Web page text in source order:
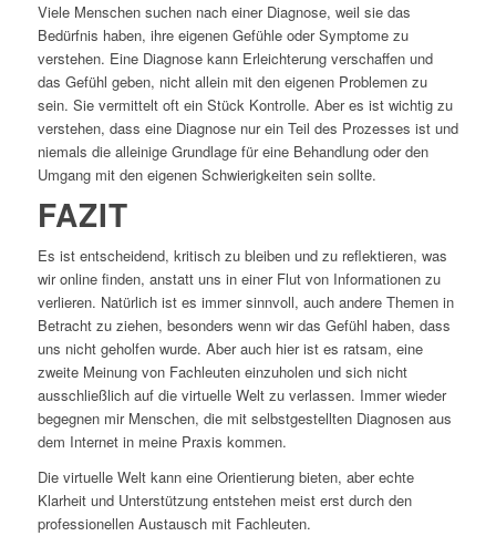
Viele Menschen suchen nach einer Diagnose, weil sie das
Bedürfnis haben, ihre eigenen Gefühle oder Symptome zu
verstehen. Eine Diagnose kann Erleichterung verschaffen und
das Gefühl geben, nicht allein mit den eigenen Problemen zu
sein. Sie vermittelt oft ein Stück Kontrolle. Aber es ist wichtig zu
verstehen, dass eine Diagnose nur ein Teil des Prozesses ist und
niemals die alleinige Grundlage für eine Behandlung oder den
Umgang mit den eigenen Schwierigkeiten sein sollte.
FAZIT
Es ist entscheidend, kritisch zu bleiben und zu reflektieren, was
wir online finden, anstatt uns in einer Flut von Informationen zu
verlieren. Natürlich ist es immer sinnvoll, auch andere Themen in
Betracht zu ziehen, besonders wenn wir das Gefühl haben, dass
uns nicht geholfen wurde. Aber auch hier ist es ratsam, eine
zweite Meinung von Fachleuten einzuholen und sich nicht
ausschließlich auf die virtuelle Welt zu verlassen. Immer wieder
begegnen mir Menschen, die mit selbstgestellten Diagnosen aus
dem Internet in meine Praxis kommen.
Die virtuelle Welt kann eine Orientierung bieten, aber echte
Klarheit und Unterstützung entstehen meist erst durch den
professionellen Austausch mit Fachleuten.